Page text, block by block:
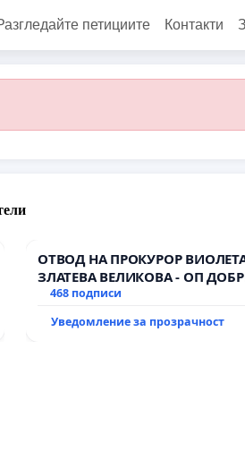
петициите Контакти
ОТВОД НА ПРОКУРОР
ЗЛАТЕВА ВЕЛИКОВА - ОП
468 подписи
Уведомление за прозрачност